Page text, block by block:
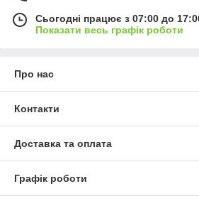
Сьогодні працює з 07:00 до
Показати весь графік роботи
Про нас
Контакти
Доставка та оплата
Графік роботи